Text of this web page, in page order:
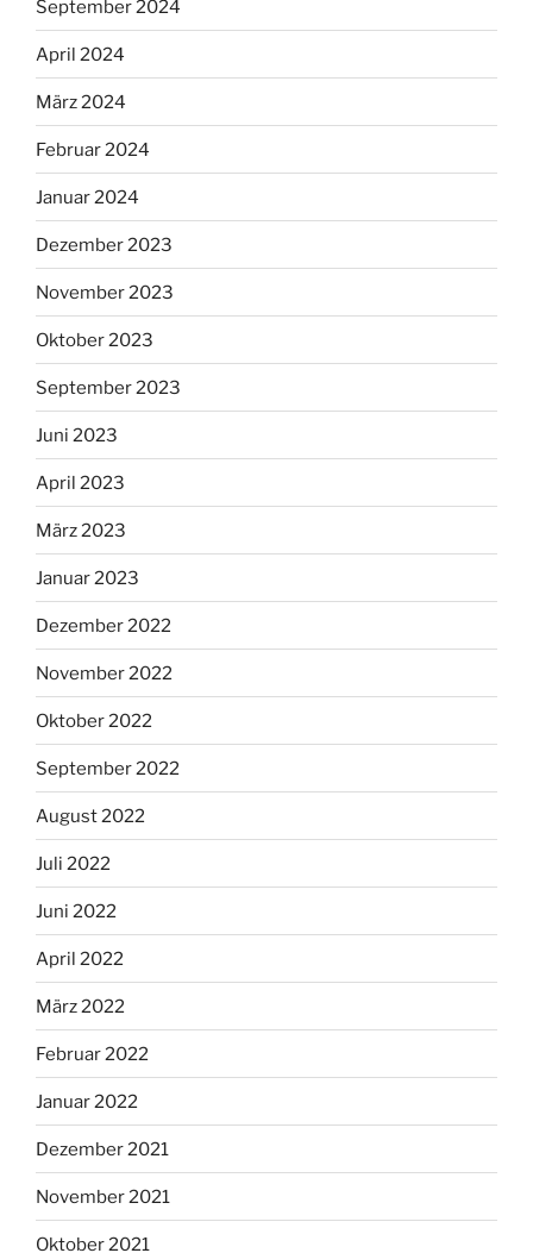
September 2024
April 2024
März 2024
Februar 2024
Januar 2024
Dezember 2023
November 2023
Oktober 2023
September 2023
Juni 2023
April 2023
März 2023
Januar 2023
Dezember 2022
November 2022
Oktober 2022
September 2022
August 2022
Juli 2022
Juni 2022
April 2022
März 2022
Februar 2022
Januar 2022
Dezember 2021
November 2021
Oktober 2021